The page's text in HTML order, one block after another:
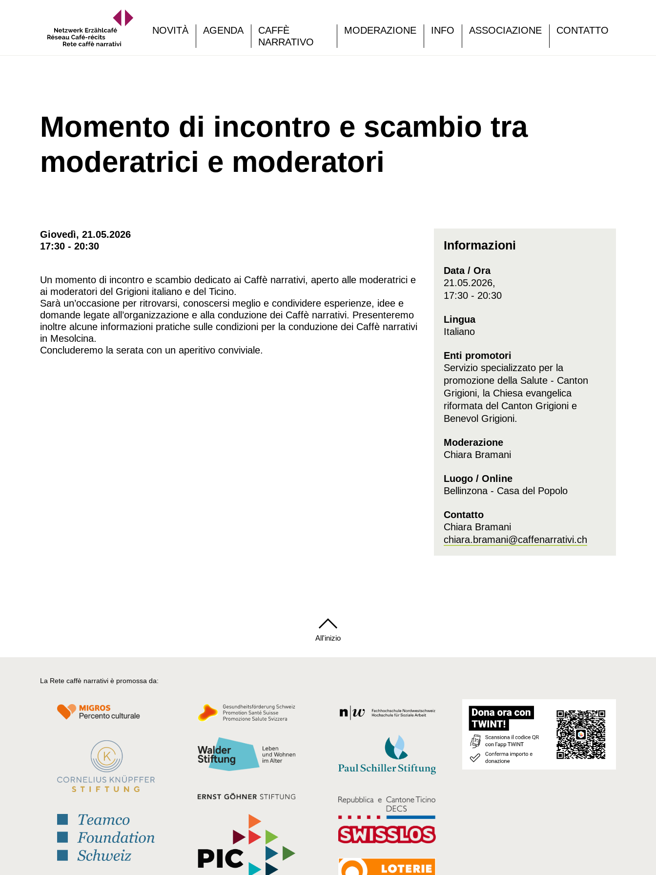
NOVITÀ AGENDA
CAFFÈ
NARRATIVO
MODERAZIONE INFO ASSOCIAZIONE CONTATTO
Momento di incontro e scambio tra
moderatrici e moderatori
Giovedì, 21.05.2026
17:30 - 20:30
Un momento di incontro e scambio dedicato ai Caffè narrativi, aperto alle moderatrici e
ai moderatori del Grigioni italiano e del Ticino.
Sarà un’occasione per ritrovarsi, conoscersi meglio e condividere esperienze, idee e
domande legate all’organizzazione e alla conduzione dei Caffè narrativi. Presenteremo
inoltre alcune informazioni pratiche sulle condizioni per la conduzione dei Caffè narrativi
in Mesolcina.
Concluderemo la serata con un aperitivo conviviale.
Informazioni
Data / Ora
21.05.2026,
17:30 - 20:30
Lingua
Italiano
Enti promotori
Servizio specializzato per la
promozione della Salute - Canton
Grigioni, la Chiesa evangelica
riformata del Canton Grigioni e
Benevol Grigioni.
Moderazione
Chiara Bramani
Luogo / Online
Bellinzona - Casa del Popolo
Contatto
Chiara Bramani
chiara.bramani@caffenarrativi.ch
All'inizio
La Rete caffè narrativi è promossa da: